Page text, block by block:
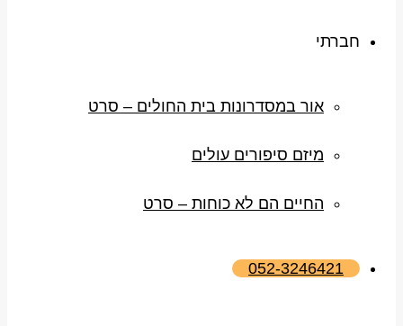
חברתי
אור במסדרונות בית החולים – סרט
מיזם סיפורים עולים
החיים הם לא כוחות – סרט
052-3246421